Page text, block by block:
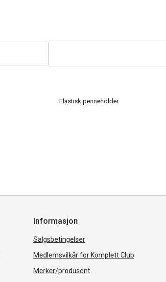
Elastisk penneholder
Informasjon
Salgsbetingelser
Medlemsvilkår for Komplett Club
Merker/produsent